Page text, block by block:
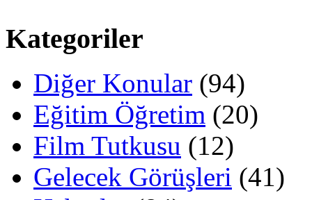
Kategoriler
Diğer Konular (94)
Eğitim Öğretim (20)
Film Tutkusu (12)
Gelecek Görüşleri (41)